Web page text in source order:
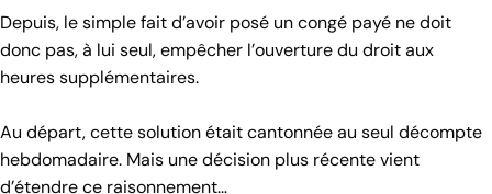
Depuis, le simple fait d’avoir posé un congé payé ne doit
donc pas, à lui seul, empêcher l’ouverture du droit aux
heures supplémentaires.
Au départ, cette solution était cantonnée au seul décompte
hebdomadaire. Mais une décision plus récente vient
d’étendre ce raisonnement…